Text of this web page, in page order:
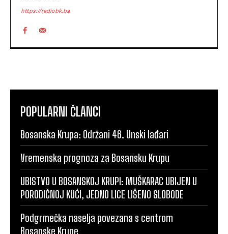
https://radiobk.ba
POPULARNI ČLANCI
Bosanska Krupa: Održani 46. Unski lađari
Vremenska prognoza za Bosansku Krupu
UBISTVO U BOSANSKOJ KRUPI: MUŠKARAC UBIJEN U
PORODIČNOJ KUĆI, JEDNO LICE LIŠENO SLOBODE
Podgrmečka naselja povezana s centrom
Bosanske Krupe